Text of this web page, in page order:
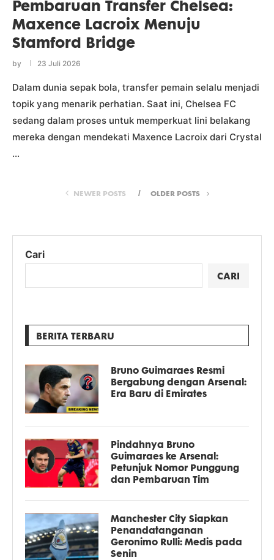
Pembaruan Transfer Chelsea:
Maxence Lacroix Menuju
Stamford Bridge
by 23 Juli 2026
Dalam dunia sepak bola, transfer pemain selalu menjadi
topik yang menarik perhatian. Saat ini, Chelsea FC
sedang dalam proses untuk memperkuat lini belakang
mereka dengan mendekati Maxence Lacroix dari Crystal
…
NEWER POSTS OLDER POSTS
Cari
CARI
BERITA TERBARU
Bruno Guimaraes Resmi
Bergabung dengan Arsenal:
Era Baru di Emirates
Pindahnya Bruno
Guimaraes ke Arsenal:
Petunjuk Nomor Punggung
dan Pembaruan Tim
Manchester City Siapkan
Penandatanganan
Geronimo Rulli: Medis pada
Senin